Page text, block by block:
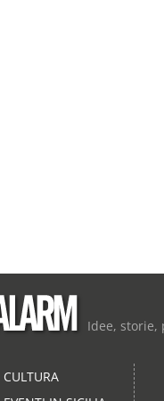
Idee, storie,
CULTURA